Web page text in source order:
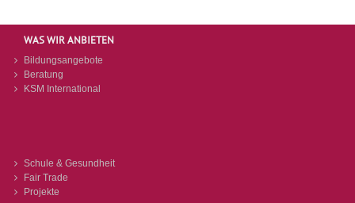
WAS WIR ANBIETEN
Bildungsangebote
Beratung
KSM International
Schule & Gesundheit
Fair Trade
Projekte